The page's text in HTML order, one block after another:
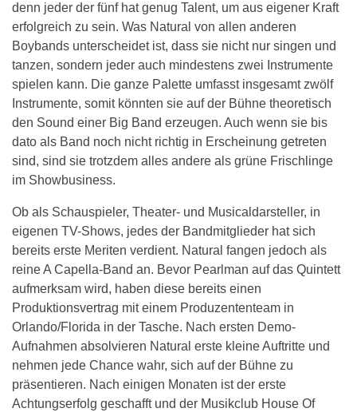
denn jeder der fünf hat genug Talent, um aus eigener Kraft
erfolgreich zu sein. Was Natural von allen anderen
Boybands unterscheidet ist, dass sie nicht nur singen und
tanzen, sondern jeder auch mindestens zwei Instrumente
spielen kann. Die ganze Palette umfasst insgesamt zwölf
Instrumente, somit könnten sie auf der Bühne theoretisch
den Sound einer Big Band erzeugen. Auch wenn sie bis
dato als Band noch nicht richtig in Erscheinung getreten
sind, sind sie trotzdem alles andere als grüne Frischlinge
im Showbusiness.
Ob als Schauspieler, Theater- und Musicaldarsteller, in
eigenen TV-Shows, jedes der Bandmitglieder hat sich
bereits erste Meriten verdient. Natural fangen jedoch als
reine A Capella-Band an. Bevor Pearlman auf das Quintett
aufmerksam wird, haben diese bereits einen
Produktionsvertrag mit einem Produzententeam in
Orlando/Florida in der Tasche. Nach ersten Demo-
Aufnahmen absolvieren Natural erste kleine Auftritte und
nehmen jede Chance wahr, sich auf der Bühne zu
präsentieren. Nach einigen Monaten ist der erste
Achtungserfolg geschafft und der Musikclub House Of